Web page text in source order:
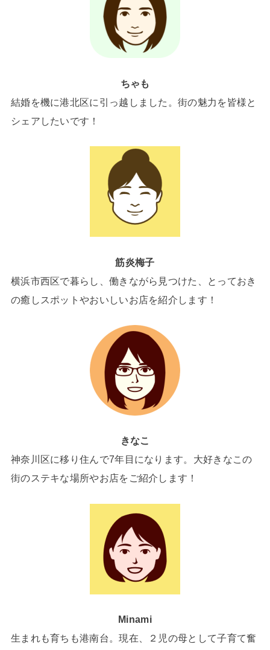
ちゃも
結婚を機に港北区に引っ越しました。街の魅力を皆様と
シェアしたいです！
筋炎梅子
横浜市西区で暮らし、働きながら見つけた、とっておき
の癒しスポットやおいしいお店を紹介します！
きなこ
神奈川区に移り住んで7年目になります。大好きなこの
街のステキな場所やお店をご紹介します！
Minami
生まれも育ちも港南台。現在、２児の母として子育て奮